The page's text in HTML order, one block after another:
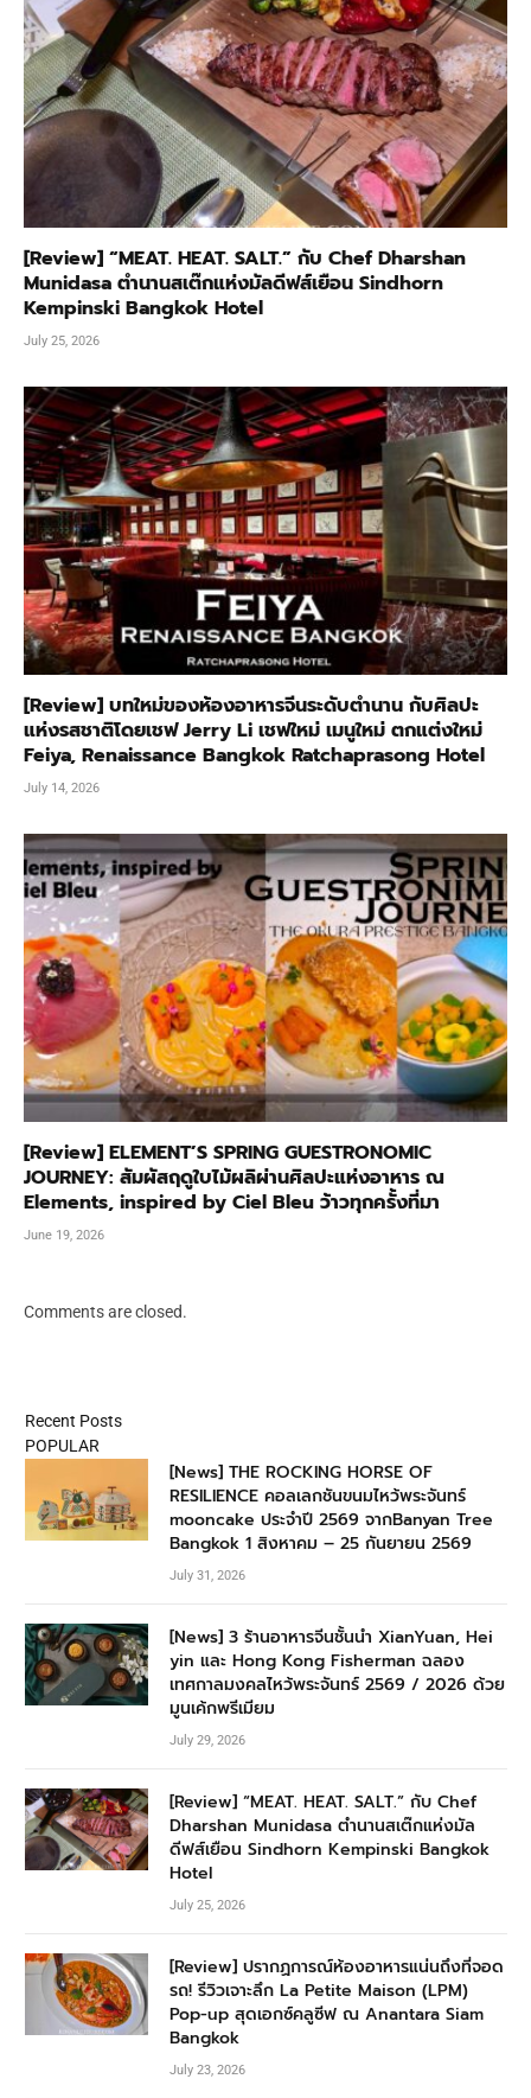
[Review] “MEAT. HEAT. SALT.” กับ Chef Dharshan
Munidasa ตำนานสเต๊กแห่งมัลดีฟส์เยือน Sindhorn
Kempinski Bangkok Hotel
July 25, 2026
[Review] บทใหม่ของห้องอาหารจีนระดับตำนาน กับศิลปะ
แห่งรสชาติโดยเชฟ Jerry Li เชฟใหม่ เมนูใหม่ ตกแต่งใหม่
Feiya, Renaissance Bangkok Ratchaprasong Hotel
July 14, 2026
[Review] ELEMENT’S SPRING GUESTRONOMIC
JOURNEY: สัมผัสฤดูใบไม้ผลิผ่านศิลปะแห่งอาหาร ณ
Elements, inspired by Ciel Bleu ว้าวทุกครั้งที่มา
June 19, 2026
Comments are closed.
Recent Posts
POPULAR
[News] THE ROCKING HORSE OF
RESILIENCE คอลเลกชันขนมไหว้พระจันทร์
mooncake ประจำปี 2569 จากBanyan Tree
Bangkok 1 สิงหาคม – 25 กันยายน 2569
July 31, 2026
[News] 3 ร้านอาหารจีนชั้นนำ XianYuan, Hei
yin และ Hong Kong Fisherman ฉลอง
เทศกาลมงคลไหว้พระจันทร์ 2569 / 2026 ด้วย
มูนเค้กพรีเมียม
July 29, 2026
[Review] “MEAT. HEAT. SALT.” กับ Chef
Dharshan Munidasa ตำนานสเต๊กแห่งมัล
ดีฟส์เยือน Sindhorn Kempinski Bangkok
Hotel
July 25, 2026
[Review] ปรากฏการณ์ห้องอาหารแน่นถึงที่จอด
รถ! รีวิวเจาะลึก La Petite Maison (LPM)
Pop-up สุดเอกซ์คลูซีฟ ณ Anantara Siam
Bangkok
July 23, 2026